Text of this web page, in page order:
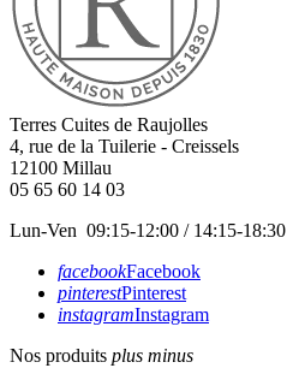
Terres Cuites de Raujolles
4, rue de la Tuilerie - Creissels
12100 Millau
05 65 60 14 03
Lun-Ven 09:15-12:00 / 14:15-18:30
facebookFacebook
pinterestPinterest
instagramInstagram
Nos produits plus minus